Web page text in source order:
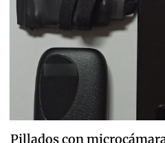
Pillados con